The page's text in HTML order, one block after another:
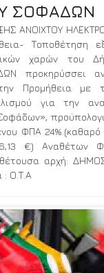
ΣΟΦΑΔΩΝ
ΑΝΟΙΧΤΟΥ
Τοποθέτηση
χαρών του
προκηρύσσει
Προμήθεια με
για την
ΦΠΑ
€) Αναθέτων
αρχή:
: Ο.Τ.Α